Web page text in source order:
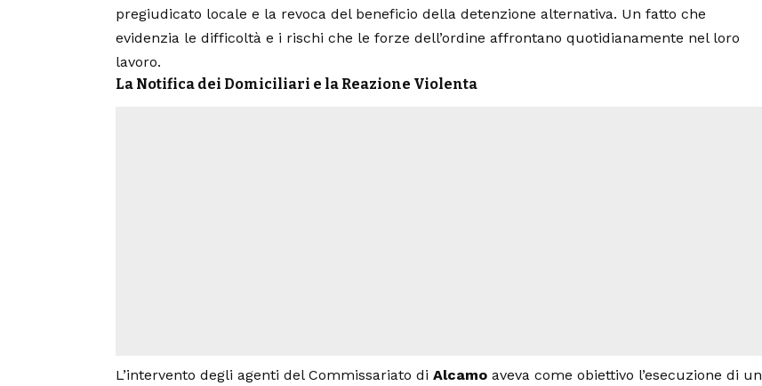
pregiudicato locale e la revoca del beneficio della detenzione alternativa. Un fatto che
evidenzia le difficoltà e i rischi che le forze dell’ordine affrontano quotidianamente nel loro
lavoro.
La Notifica dei Domiciliari e la Reazione Violenta
L’intervento degli agenti del Commissariato di Alcamo aveva come obiettivo l’esecuzione di un